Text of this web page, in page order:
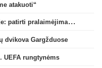
atakuoti“
Lietuvos klubų pasirodymai Europoje: patirti pralaimėjimai Kroatijos atstovams
dvikova Gargžduose
UEFA rungtynėms